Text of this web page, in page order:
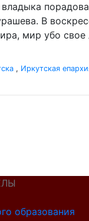
владыка
В
мир убо свое
, Иркутская
образования